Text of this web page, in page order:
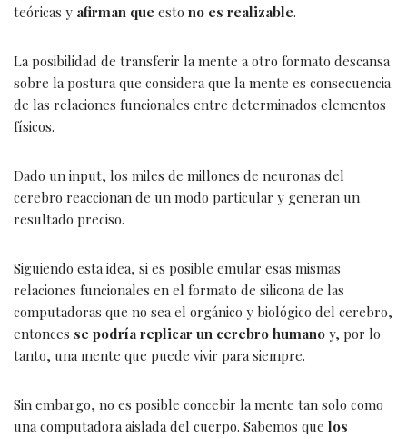
teóricas y afirman que esto no es realizable.
La posibilidad de transferir la mente a otro formato descansa
sobre la postura que considera que la mente es consecuencia
de las relaciones funcionales entre determinados elementos
físicos.
Dado un input, los miles de millones de neuronas del
cerebro reaccionan de un modo particular y generan un
resultado preciso.
Siguiendo esta idea, si es posible emular esas mismas
relaciones funcionales en el formato de silicona de las
computadoras que no sea el orgánico y biológico del cerebro,
entonces se podría replicar un cerebro humano y, por lo
tanto, una mente que puede vivir para siempre.
Sin embargo, no es posible concebir la mente tan solo como
una computadora aislada del cuerpo. Sabemos que los